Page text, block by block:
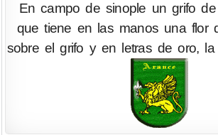
En campo de sinople un grifo
que tiene en las manos una flor
sobre el grifo y en letras de oro, la